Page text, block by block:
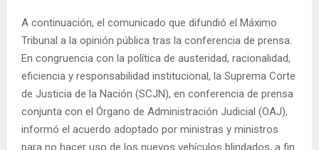
A continuación, el comunicado que difundió el Máximo
Tribunal a la opinión pública tras la conferencia de prensa:
En congruencia con la política de austeridad, racionalidad,
eficiencia y responsabilidad institucional, la Suprema Corte
de Justicia de la Nación (SCJN), en conferencia de prensa
conjunta con el Órgano de Administración Judicial (OAJ),
informó el acuerdo adoptado por ministras y ministros
para no hacer uso de los nuevos vehículos blindados, a fin